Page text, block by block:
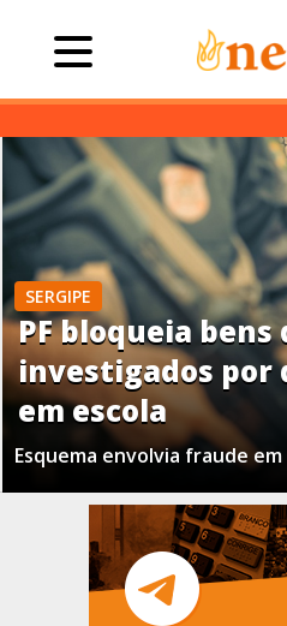
SERGIPE
PF bloqueia bens
investigados por
em escola
Esquema envolvia fraude